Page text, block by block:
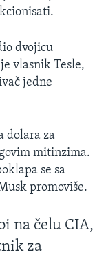
dvojicu
vlasnik Tesle,
jedne
dolara za
mitinzima.
se sa
promoviše.
na čelu CIA,
za